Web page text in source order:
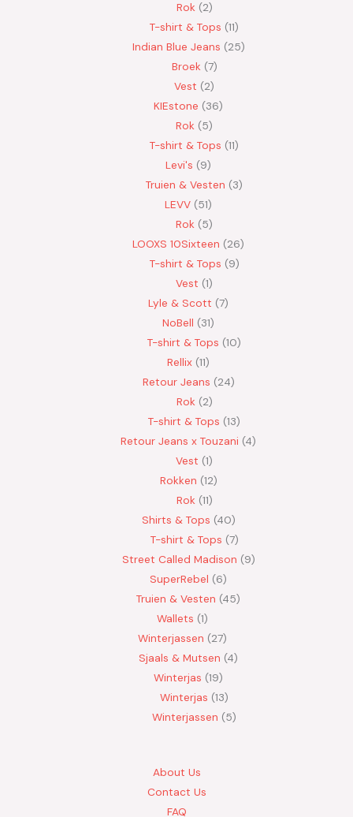
Rok 2
T-shirt & Tops 11
Indian Blue Jeans 25
Broek 7
Vest
2
KIEstone
36
Rok 5
T-shirt & Tops 11
Levi's
9
Truien & Vesten
3
LEVV 51
Rok 5
LOOXS 10Sixteen
26
T-shirt & Tops 9
Vest 1
Lyle & Scott 7
NoBell
31
T-shirt & Tops 10
Rellix 11
Retour Jeans 24
Rok 2
T-shirt & Tops 13
Retour Jeans x Touzani 4
Vest 1
Rokken 12
Rok 11
Shirts & Tops 40
T-shirt & Tops 7
Street Called Madison 9
SuperRebel
6
Truien & Vesten 45
Wallets 1
Winterjassen
27
Sjaals & Mutsen 4
Winterjas 19
Winterjas 13
Winterjassen
5
About Us
Contact Us
FAQ